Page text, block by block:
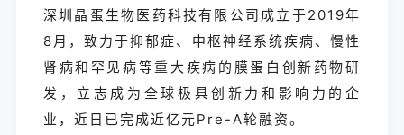
深圳晶蛋生物医药科技有限公司成立于2019年
8月，致力于抑郁症、中枢神经系统疾病、慢性
肾病和罕见病等重大疾病的膜蛋白创新药物研
发，立志成为全球极具创新力和影响力的企
业，近日已完成近亿元Pre-A轮融资。